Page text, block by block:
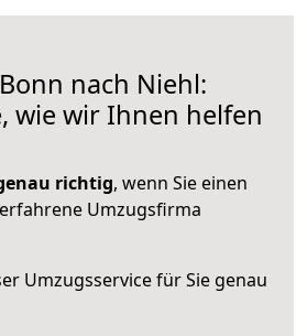
nach Niehl:
wie wir Ihnen helfen
richtig, wenn Sie einen
Umzugsfirma
Umzugsservice für Sie genau